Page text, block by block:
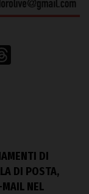
DI
DI POSTA,
NEL